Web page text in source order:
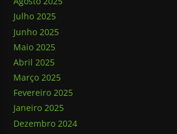
Julho 2025
Junho 2025
Maio 2025
Abril 2025
Março 2025
Fevereiro 2025
Janeiro 2025
Dezembro 2024